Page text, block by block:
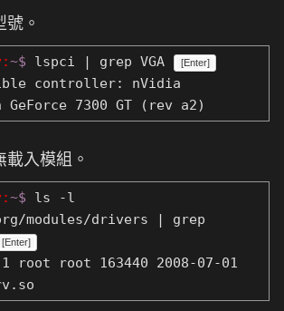
。
~$ lspci | grep VGA [Enter]
controller: nVidia
GeForce 7300 GT (rev a2)
載入模組。
~$ ls -l
modules/drivers | grep
[Enter]
root 163440 2008-07-01